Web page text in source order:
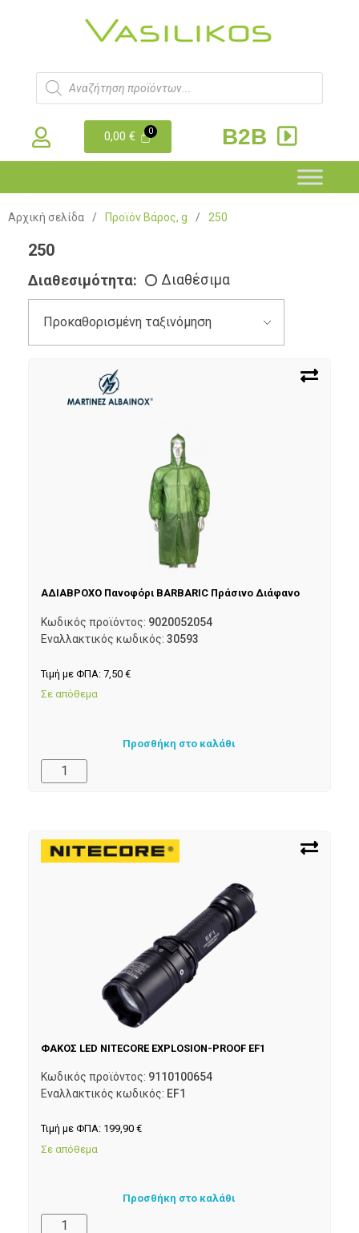
0,00€ B2B
Αρχική σελίδα / Προϊόν Βάρος, g / 250
250
Διαθεσιμότητα: Διαθέσιμα
ΑΔΙΑΒΡΟΧΟ Πανοφόρι BARBARIC Πράσινο Διάφανο
Κωδικός προϊόντος: 9020052054
Εναλλακτικός κωδικός: 30593
Τιμή με ΦΠΑ: 7,50 €
Σε απόθεμα
Προσθήκη στο καλάθι
ΦΑΚΟΣ LED NITECORE EXPLOSION-PROOF EF1
Κωδικός προϊόντος: 9110100654
Εναλλακτικός κωδικός: EF1
Τιμή με ΦΠΑ: 199,90 €
Σε απόθεμα
Προσθήκη στο καλάθι